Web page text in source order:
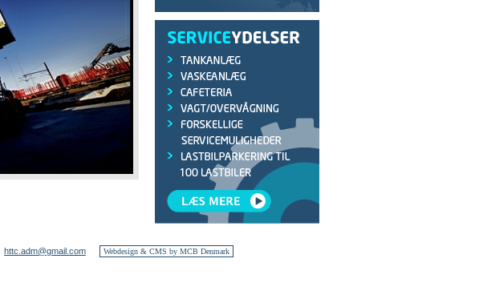
httc.adm@gmail.com Webdesign & CMS by MCB Denmark